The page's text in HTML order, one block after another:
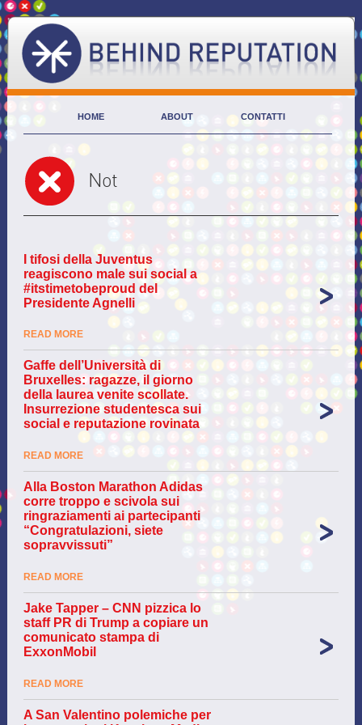
HOME ABOUT CONTATTI
Not
I tifosi della Juventus
reagiscono male sui social a
#itstimetobeproud del
Presidente Agnelli
READ MORE
Gaffe dell’Università di
Bruxelles: ragazze, il giorno
della laurea venite scollate.
Insurrezione studentesca sui
social e reputazione rovinata
READ MORE
Alla Boston Marathon Adidas
corre troppo e scivola sui
ringraziamenti ai partecipanti
“Congratulazioni, siete
sopravvissuti”
READ MORE
Jake Tapper – CNN pizzica lo
staff PR di Trump a copiare un
comunicato stampa di
ExxonMobil
READ MORE
A San Valentino polemiche per